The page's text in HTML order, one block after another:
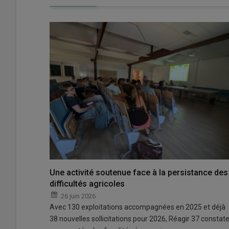
Une activité soutenue face à la persistance des
difficultés agricoles
26 juin 2026
Avec 130 exploitations accompagnées en 2025 et déjà
38 nouvelles sollicitations pour 2026, Réagir 37 constate